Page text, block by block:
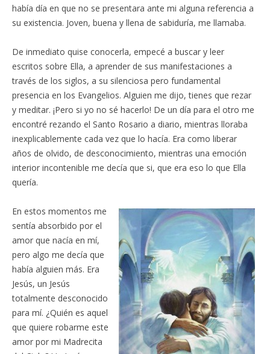
había día en que no se presentara ante mi alguna referencia a
su existencia. Joven, buena y llena de sabiduría, me llamaba.
De inmediato quise conocerla, empecé a buscar y leer
escritos sobre Ella, a aprender de sus manifestaciones a
través de los siglos, a su silenciosa pero fundamental
presencia en los Evangelios. Alguien me dijo, tienes que rezar
y meditar. ¡Pero si yo no sé hacerlo! De un día para el otro me
encontré rezando el Santo Rosario a diario, mientras lloraba
inexplicablemente cada vez que lo hacía. Era como liberar
años de olvido, de desconocimiento, mientras una emoción
interior incontenible me decía que si, que era eso lo que Ella
quería.
En estos momentos me
sentía absorbido por el
amor que nacía en mí,
pero algo me decía que
había alguien más. Era
Jesús, un Jesús
totalmente desconocido
para mí. ¿Quién es aquel
que quiere robarme este
amor por mi Madrecita